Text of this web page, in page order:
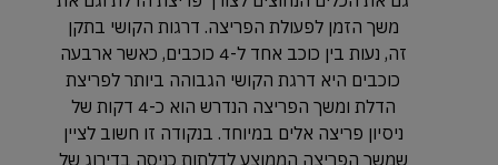
משך הזמן לפעולת הפריצה. דרגות הקושי בתקן
זה, נעות בין כוכב אחד ל-4 כוכבים, כאשר ארבעה
כוכבים היא דרגת הקושי הגבוהה ביותר לפריצת
הדלת ומשך הפריצה הנדרש הוא כ-4 דקות של
ניסיון פריצה אלים במיוחד. בנקודה זו חשוב לציין
שמשך הפריצה הממוצע לדלתות כניסה בדירוג של